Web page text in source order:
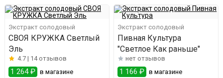
Экстракт солодовый
СВОЯ КРУЖКА Светлый
Эль
4.7 | 14 отзывов
1 264 ₽ в магазине
Экстракт солодовый
Пивная Культура
"Светлое Как раньше"
нет отзывов
1 166 ₽ в магазине